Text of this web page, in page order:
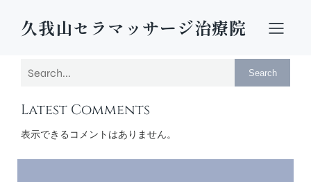
久我山セラマッサージ治療院
Search
Latest Comments
表示できるコメントはありません。